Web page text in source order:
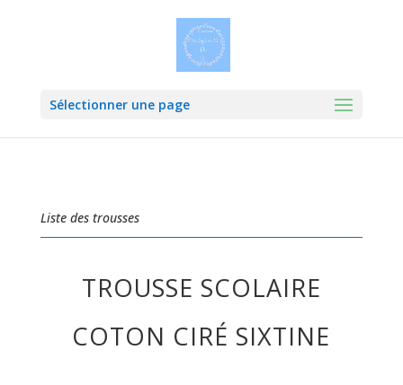
Sélectionner une page
Liste des trousses
TROUSSE SCOLAIRE
COTON CIRÉ SIXTINE